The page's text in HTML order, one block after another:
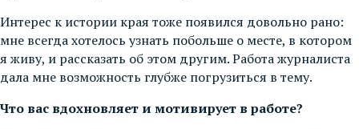
Интерес к истории края тоже появился довольно рано:
мне всегда хотелось узнать побольше о месте, в котором
я живу, и рассказать об этом другим. Работа журналиста
дала мне возможность глубже погрузиться в тему.
Что вас вдохновляет и мотивирует в работе?